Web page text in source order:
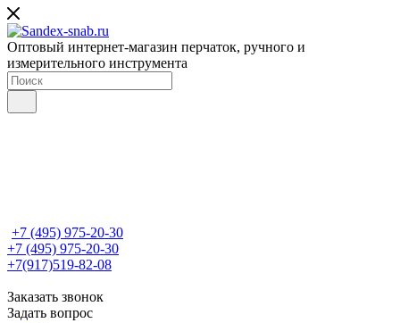
Оптовый интернет-магазин перчаток, ручного и
измерительного инструмента
+7 (495) 975-20-30
+7 (495) 975-20-30
+7(917)519-82-08
Заказать звонок
Задать вопрос